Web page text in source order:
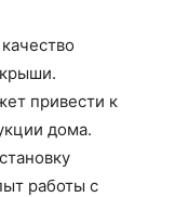
привести к
дома.
работы с